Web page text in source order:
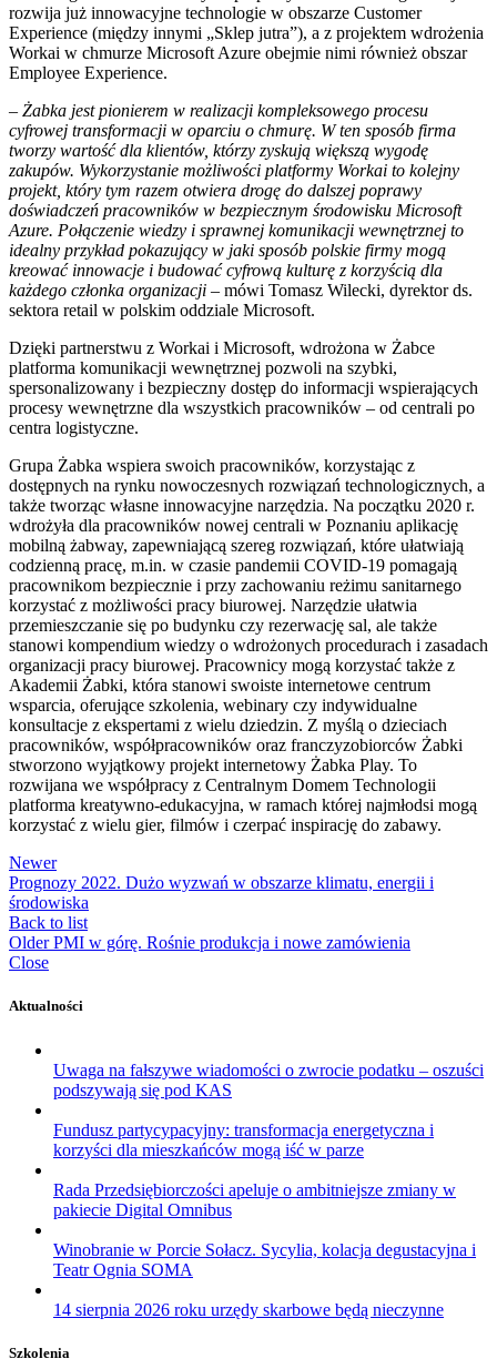
rozwija już innowacyjne technologie w obszarze Customer
Experience (między innymi „Sklep jutra”), a z projektem wdrożenia
Workai w chmurze Microsoft Azure obejmie nimi również obszar
Employee Experience.
– Żabka jest pionierem w realizacji kompleksowego procesu
cyfrowej transformacji w oparciu o chmurę. W ten sposób firma
tworzy wartość dla klientów, którzy zyskują większą wygodę
zakupów. Wykorzystanie możliwości platformy Workai to kolejny
projekt, który tym razem otwiera drogę do dalszej poprawy
doświadczeń pracowników w bezpiecznym środowisku Microsoft
Azure. Połączenie wiedzy i sprawnej komunikacji wewnętrznej to
idealny przykład pokazujący w jaki sposób polskie firmy mogą
kreować innowacje i budować cyfrową kulturę z korzyścią dla
każdego członka organizacji – mówi Tomasz Wilecki, dyrektor ds.
sektora retail w polskim oddziale Microsoft.
Dzięki partnerstwu z Workai i Microsoft, wdrożona w Żabce
platforma komunikacji wewnętrznej pozwoli na szybki,
spersonalizowany i bezpieczny dostęp do informacji wspierających
procesy wewnętrzne dla wszystkich pracowników – od centrali po
centra logistyczne.
Grupa Żabka wspiera swoich pracowników, korzystając z
dostępnych na rynku nowoczesnych rozwiązań technologicznych, a
także tworząc własne innowacyjne narzędzia. Na początku 2020 r.
wdrożyła dla pracowników nowej centrali w Poznaniu aplikację
mobilną żabway, zapewniającą szereg rozwiązań, które ułatwiają
codzienną pracę, m.in. w czasie pandemii COVID-19 pomagają
pracownikom bezpiecznie i przy zachowaniu reżimu sanitarnego
korzystać z możliwości pracy biurowej. Narzędzie ułatwia
przemieszczanie się po budynku czy rezerwację sal, ale także
stanowi kompendium wiedzy o wdrożonych procedurach i zasadach
organizacji pracy biurowej. Pracownicy mogą korzystać także z
Akademii Żabki, która stanowi swoiste internetowe centrum
wsparcia, oferujące szkolenia, webinary czy indywidualne
konsultacje z ekspertami z wielu dziedzin. Z myślą o dzieciach
pracowników, współpracowników oraz franczyzobiorców Żabki
stworzono wyjątkowy projekt internetowy Żabka Play. To
rozwijana we współpracy z Centralnym Domem Technologii
platforma kreatywno-edukacyjna, w ramach której najmłodsi mogą
korzystać z wielu gier, filmów i czerpać inspirację do zabawy.
Newer
Prognozy 2022. Dużo wyzwań w obszarze klimatu, energii i
środowiska
Back to list
Older PMI w górę. Rośnie produkcja i nowe zamówienia
Close
Aktualności
Uwaga na fałszywe wiadomości o zwrocie podatku – oszuści
podszywają się pod KAS
Fundusz partycypacyjny: transformacja energetyczna i
korzyści dla mieszkańców mogą iść w parze
Rada Przedsiębiorczości apeluje o ambitniejsze zmiany w
pakiecie Digital Omnibus
Winobranie w Porcie Sołacz. Sycylia, kolacja degustacyjna i
Teatr Ognia SOMA
14 sierpnia 2026 roku urzędy skarbowe będą nieczynne
Szkolenia